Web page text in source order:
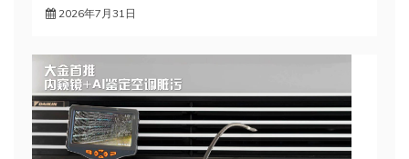
2026年7月31日